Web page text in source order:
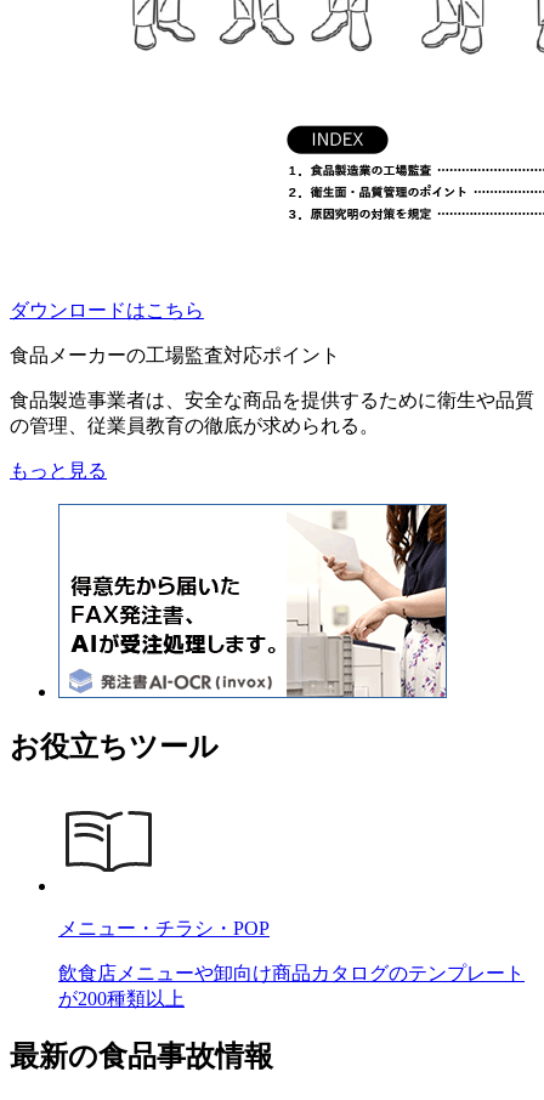
ダウンロードはこちら
食品メーカーの工場監査対応ポイント
食品製造事業者は、安全な商品を提供するために衛生や品質
の管理、従業員教育の徹底が求められる。
もっと見る
お役立ちツール
メニュー・チラシ・POP
飲食店メニューや卸向け商品カタログのテンプレート
が200種類以上
最新の食品事故情報